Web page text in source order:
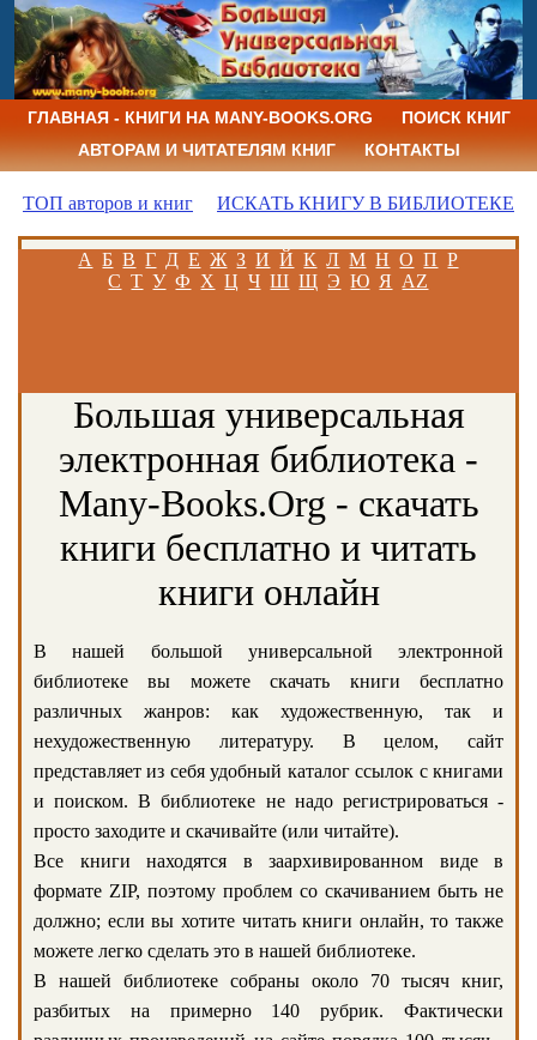
ГЛАВНАЯ - КНИГИ НА MANY-BOOKS.ORG
ПОИСК КНИГ
АВТОРАМ И ЧИТАТЕЛЯМ КНИГ
КОНТАКТЫ
ТОП авторов и книг ИСКАТЬ КНИГУ В БИБЛИОТЕКЕ
А Б В Г Д Е Ж З И Й К Л М Н О П Р
С Т У Ф Х Ц Ч Ш Щ Э Ю Я AZ
Большая универсальная
электронная библиотека -
Many-Books.Org - скачать
книги бесплатно и читать
книги онлайн
В нашей большой универсальной электронной
библиотеке вы можете скачать книги бесплатно
различных жанров: как художественную, так и
нехудожественную литературу. В целом, сайт
представляет из себя удобный каталог ссылок с книгами
и поиском. В библиотеке не надо регистрироваться -
просто заходите и скачивайте (или читайте).
Все книги находятся в заархивированном виде в
формате ZIP, поэтому проблем со скачиванием быть не
должно; если вы хотите читать книги онлайн, то также
можете легко сделать это в нашей библиотеке.
В нашей библиотеке собраны около 70 тысяч книг,
разбитых на примерно 140 рубрик. Фактически